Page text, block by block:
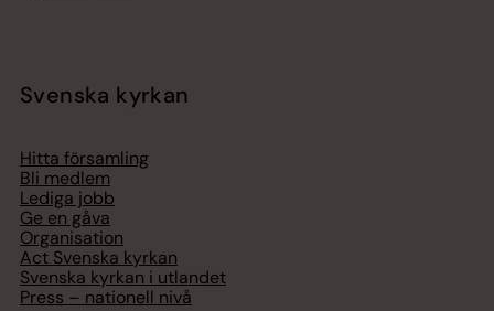
Svenska kyrkan
Hitta församling
Bli medlem
Lediga jobb
Ge en gåva
Organisation
Act Svenska kyrkan
Svenska kyrkan i utlandet
Press – nationell nivå